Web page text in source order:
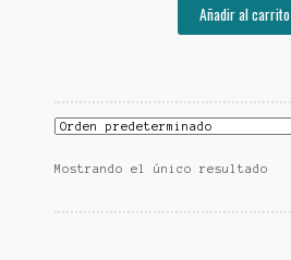
Añadir al carrito
Mostrando el único resultado